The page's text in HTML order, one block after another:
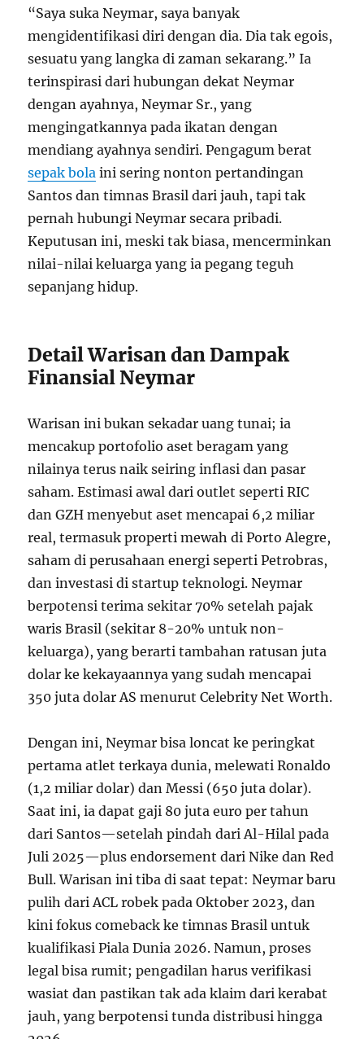
“Saya suka Neymar, saya banyak
mengidentifikasi diri dengan dia. Dia tak egois,
sesuatu yang langka di zaman sekarang.” Ia
terinspirasi dari hubungan dekat Neymar
dengan ayahnya, Neymar Sr., yang
mengingatkannya pada ikatan dengan
mendiang ayahnya sendiri. Pengagum berat
sepak bola ini sering nonton pertandingan
Santos dan timnas Brasil dari jauh, tapi tak
pernah hubungi Neymar secara pribadi.
Keputusan ini, meski tak biasa, mencerminkan
nilai-nilai keluarga yang ia pegang teguh
sepanjang hidup.
Detail Warisan dan Dampak
Finansial Neymar
Warisan ini bukan sekadar uang tunai; ia
mencakup portofolio aset beragam yang
nilainya terus naik seiring inflasi dan pasar
saham. Estimasi awal dari outlet seperti RIC
dan GZH menyebut aset mencapai 6,2 miliar
real, termasuk properti mewah di Porto Alegre,
saham di perusahaan energi seperti Petrobras,
dan investasi di startup teknologi. Neymar
berpotensi terima sekitar 70% setelah pajak
waris Brasil (sekitar 8-20% untuk non-
keluarga), yang berarti tambahan ratusan juta
dolar ke kekayaannya yang sudah mencapai
350 juta dolar AS menurut Celebrity Net Worth.
Dengan ini, Neymar bisa loncat ke peringkat
pertama atlet terkaya dunia, melewati Ronaldo
(1,2 miliar dolar) dan Messi (650 juta dolar).
Saat ini, ia dapat gaji 80 juta euro per tahun
dari Santos—setelah pindah dari Al-Hilal pada
Juli 2025—plus endorsement dari Nike dan Red
Bull. Warisan ini tiba di saat tepat: Neymar baru
pulih dari ACL robek pada Oktober 2023, dan
kini fokus comeback ke timnas Brasil untuk
kualifikasi Piala Dunia 2026. Namun, proses
legal bisa rumit; pengadilan harus verifikasi
wasiat dan pastikan tak ada klaim dari kerabat
jauh, yang berpotensi tunda distribusi hingga